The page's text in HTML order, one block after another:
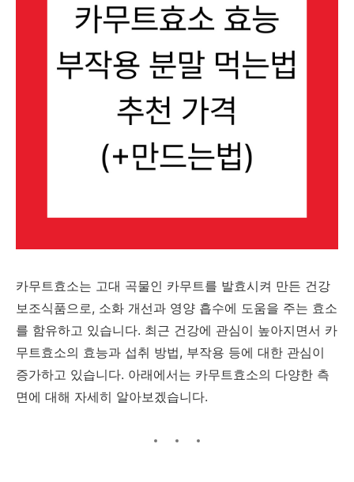
카무트효소는 고대 곡물인 카무트를 발효시켜 만든 건강
보조식품으로, 소화 개선과 영양 흡수에 도움을 주는 효소
를 함유하고 있습니다. 최근 건강에 관심이 높아지면서 카
무트효소의 효능과 섭취 방법, 부작용 등에 대한 관심이
증가하고 있습니다. 아래에서는 카무트효소의 다양한 측
면에 대해 자세히 알아보겠습니다.